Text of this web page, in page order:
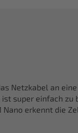
Netzkabel an
super einfach
erkennt die